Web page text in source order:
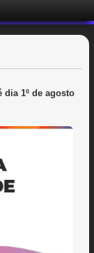
dia 1º de agosto